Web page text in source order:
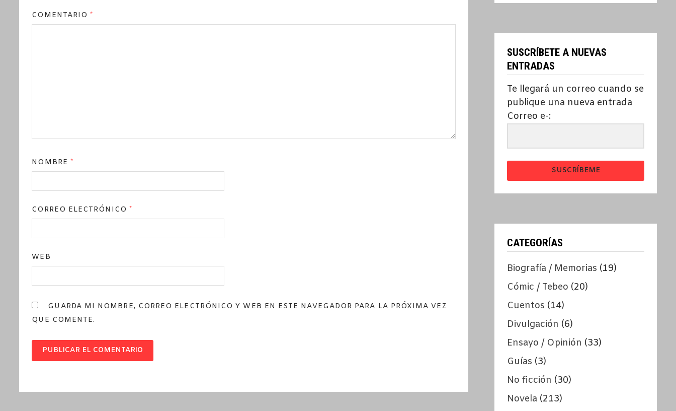
COMENTARIO*
NOMBRE *
CORREO ELECTRÓNICO *
WEB
GUARDA MI NOMBRE, CORREO ELECTRÓNICO Y WEB EN ESTE NAVEGADOR PARA LA PRÓXIMA VEZ
QUE COMENTE.
SUSCRÍBETE A NUEVAS
ENTRADAS
Te llegará un correo cuando se
publique una nueva entrada
Correo e-:
SUSCRÍBEME
CATEGORÍAS
Biografía / Memorias (19)
Cómic / Tebeo (20)
Cuentos (14)
Divulgación (6)
Ensayo / Opinión (33)
Guías (3)
No ficción (30)
Novela (213)